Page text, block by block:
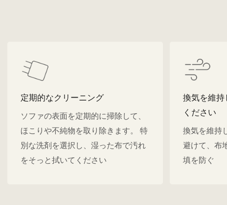
定期的なクリーニング
ソファの表面を定期的に掃除して、
ほこりや不純物を取り除きます。 特
別な洗剤を選択し、湿った布で汚れ
をそっと拭いてください
換気を維
ください
換気を維持
避けて、布
填を防ぐ